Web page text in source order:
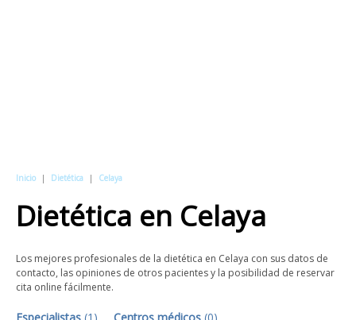
Inicio | Dietética | Celaya
Dietética en Celaya
Los mejores profesionales de la dietética en Celaya con sus datos de
contacto, las opiniones de otros pacientes y la posibilidad de reservar
cita online fácilmente.